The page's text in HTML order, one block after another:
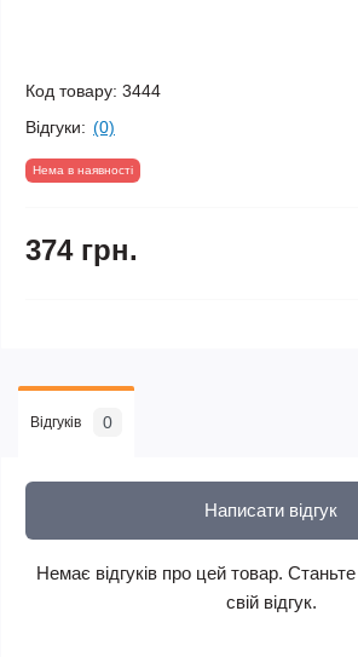
Код товару: 3444
Відгуки: (0)
Нема в наявності
374 грн.
Відгуків 0
Написати відгук
Немає відгуків про цей товар.
свій відгук.